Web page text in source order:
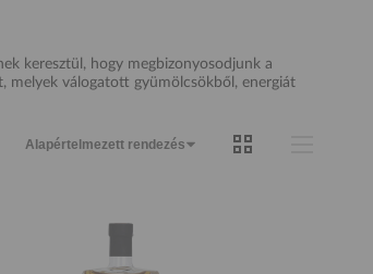
keresztül, hogy megbizonyosodjunk a
melyek válogatott gyümölcsökből, energiát